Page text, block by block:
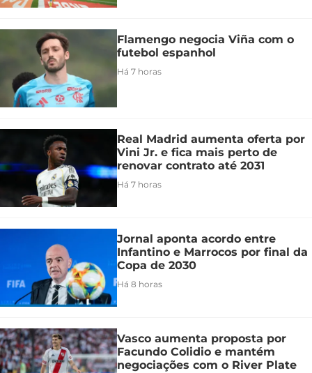
Flamengo negocia Viña com o
futebol espanhol
Há 7 horas
Real Madrid aumenta oferta por
Vini Jr. e fica mais perto de
renovar contrato até 2031
Há 7 horas
Jornal aponta acordo entre
Infantino e Marrocos por final da
Copa de 2030
Há 8 horas
Vasco aumenta proposta por
Facundo Colidio e mantém
negociações com o River Plate